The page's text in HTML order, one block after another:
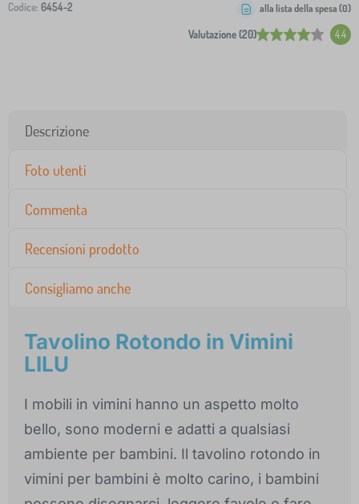
Codice: 6454-2
Valutazione (20) 4.4
alla lista della spesa (0)
Descrizione
Foto utenti
Commenta
Recensioni prodotto
Consigliamo anche
Tavolino Rotondo in Vimini
LILU
I mobili in vimini hanno un aspetto molto
bello, sono moderni e adatti a qualsiasi
ambiente per bambini. Il tavolino rotondo in
vimini per bambini è molto carino, i bambini